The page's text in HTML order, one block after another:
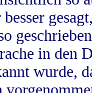
in
wurde,